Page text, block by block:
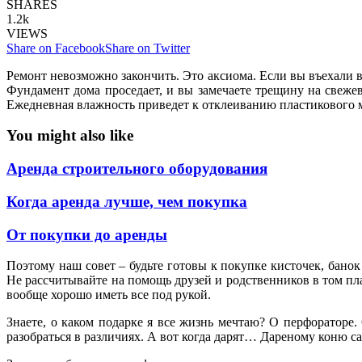
SHARES
1.2k
VIEWS
Share on FacebookShare on Twitter
Ремонт невозможно закончить. Это аксиома. Если вы въехали
Фундамент дома проседает, и вы замечаете трещину на
Ежедневная влажность приведет к отклеиванию пластикового
You might also like
Аренда строительного оборудования
Когда аренда лучше, чем покупка
От покупки до аренды
Поэтому наш совет – будьте готовы к покупке кисточек,
Не рассчитывайте на помощь друзей и родственников в том
вообще хорошо иметь все под рукой.
Знаете, о каком подарке я все жизнь мечтаю? О
разобраться в различиях. А вот когда дарят… Дареному коню